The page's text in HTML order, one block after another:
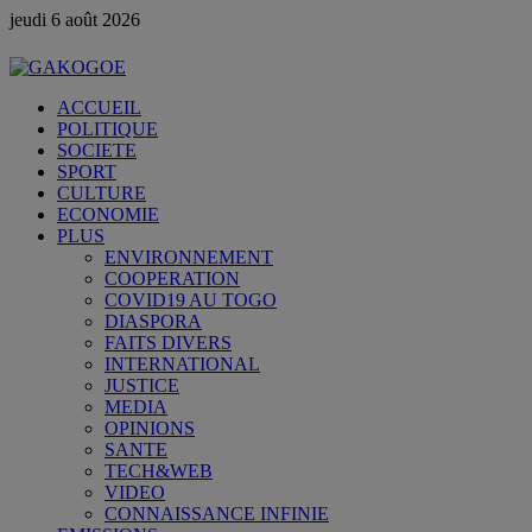
jeudi 6 août 2026
ACCUEIL
POLITIQUE
SOCIETE
SPORT
CULTURE
ECONOMIE
PLUS
ENVIRONNEMENT
COOPERATION
COVID19 AU TOGO
DIASPORA
FAITS DIVERS
INTERNATIONAL
JUSTICE
MEDIA
OPINIONS
SANTE
TECH&WEB
VIDEO
CONNAISSANCE INFINIE